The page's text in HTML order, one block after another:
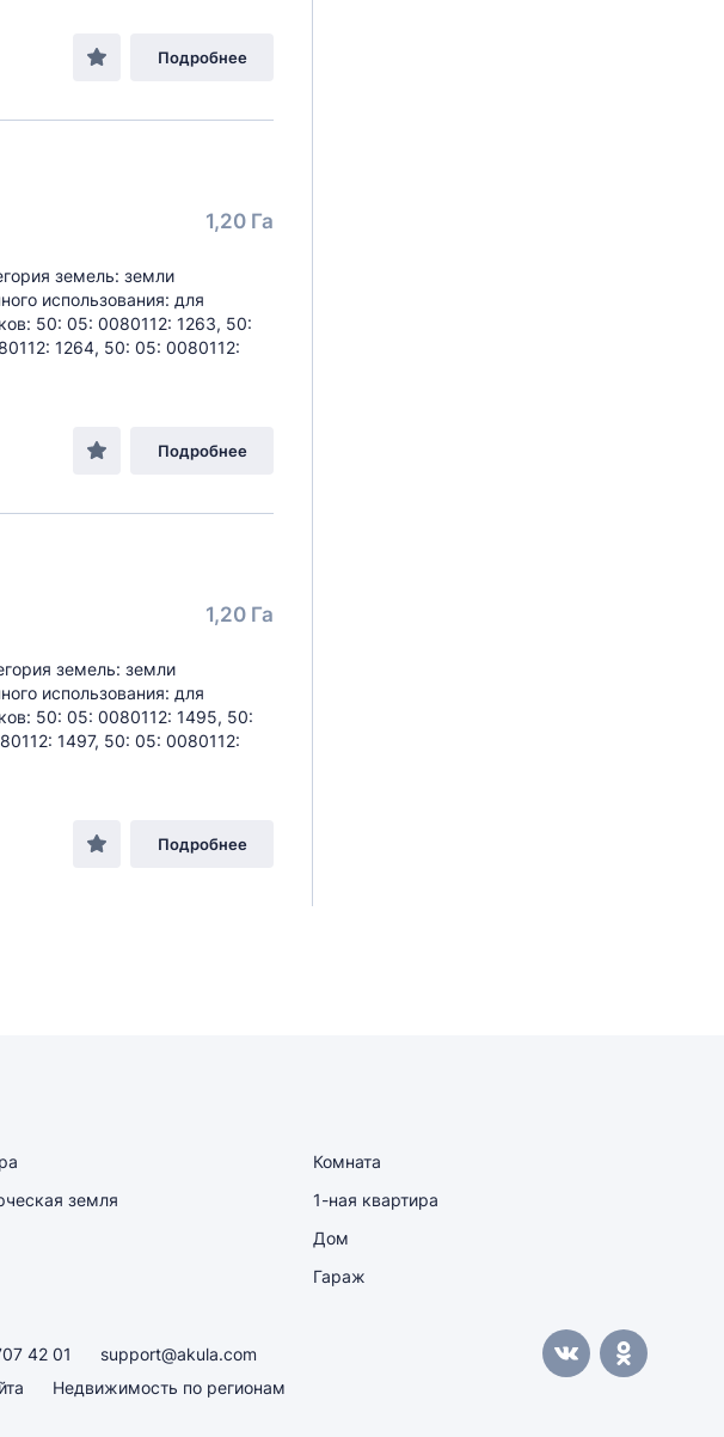
Подробнее
1,20 Га
земель: земли
использования: для
50: 05: 0080112: 1263, 50:
1264, 50: 05: 0080112:
Подробнее
1,20 Га
земель: земли
использования: для
50: 05: 0080112: 1495, 50:
1497, 50: 05: 0080112:
Подробнее
Комната
земля
1-ная квартира
Дом
Гараж
42 01
support@akula.com
Недвижимость по регионам